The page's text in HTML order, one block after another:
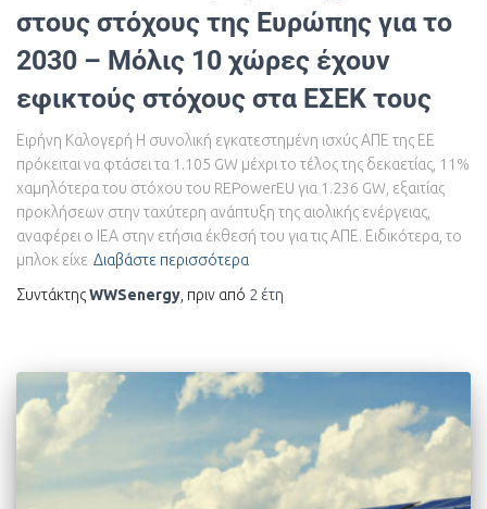
στους στόχους της Ευρώπης για το
2030 – Μόλις 10 χώρες έχουν
εφικτούς στόχους στα ΕΣΕΚ τους
Ειρήνη Καλογερή Η συνολική εγκατεστημένη ισχύς ΑΠΕ της ΕΕ
πρόκειται να φτάσει τα 1.105 GW μέχρι το τέλος της δεκαετίας, 11%
χαμηλότερα του στόχου του REPowerEU για 1.236 GW, εξαιτίας
προκλήσεων στην ταχύτερη ανάπτυξη της αιολικής ενέργειας,
αναφέρει ο ΙΕΑ στην ετήσια έκθεσή του για τις ΑΠΕ. Ειδικότερα, το
μπλοκ είχε Διαβάστε περισσότερα
ΣυντάκτηςWWSenergy, πριν από 2 έτη